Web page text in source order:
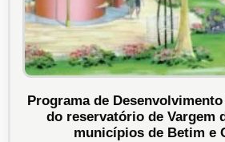
Programa de
do reservatório de Vargem
municípios de Betim e